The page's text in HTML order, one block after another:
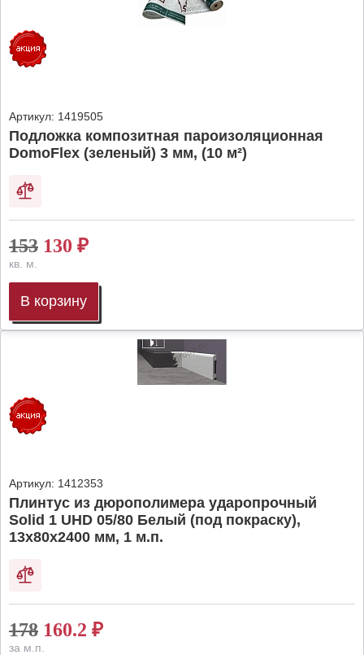
Артикул: 1419505
Подложка композитная пароизоляционная
DomoFlex (зеленый) 3 мм, (10 м²)
153 130 ₽
кв. м.
В корзину
Артикул: 1412353
Плинтус из дюрополимера ударопрочный
Solid 1 UHD 05/80 Белый (под покраску),
13х80х2400 мм, 1 м.п.
178 160.2 ₽
за м.п.